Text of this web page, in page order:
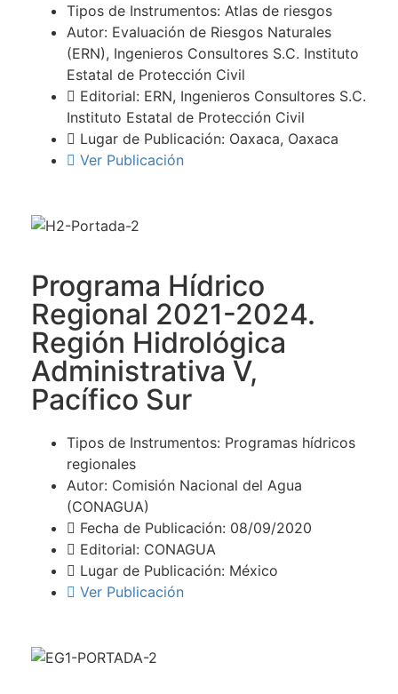
Tipos de Instrumentos: Atlas de riesgos
Autor: Evaluación de Riesgos Naturales
(ERN), Ingenieros Consultores S.C. Instituto
Estatal de Protección Civil
Editorial: ERN, Ingenieros Consultores S.C.
Instituto Estatal de Protección Civil
Lugar de Publicación: Oaxaca, Oaxaca
Ver Publicación
Programa Hídrico
Regional 2021-2024.
Región Hidrológica
Administrativa V,
Pacífico Sur
Tipos de Instrumentos: Programas hídricos
regionales
Autor: Comisión Nacional del Agua
(CONAGUA)
Fecha de Publicación: 08/09/2020
Editorial: CONAGUA
Lugar de Publicación: México
Ver Publicación